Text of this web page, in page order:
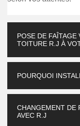
POSE DE FAÎTAGE
TOITURE R.J À
POURQUOI
CHANGEMENT DE
AVEC R.J